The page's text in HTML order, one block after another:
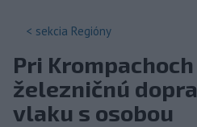
< sekcia Regióny
Pri
železničnú
vlaku s osobou